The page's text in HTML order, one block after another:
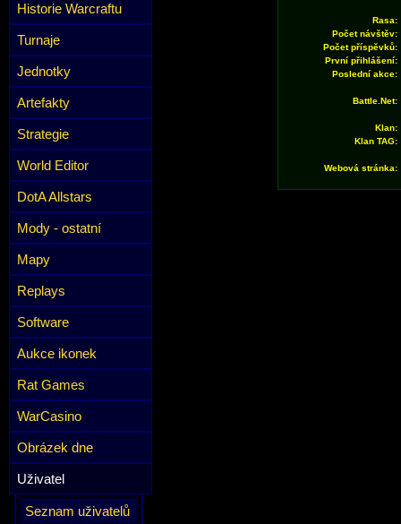
Historie Warcraftu
Turnaje
Jednotky
Artefakty
Strategie
World Editor
DotA Allstars
Mody - ostatní
Mapy
Replays
Software
Aukce ikonek
Rat Games
WarCasino
Obrázek dne
Uživatel
Seznam uživatelů
Rasa:
Počet návštěv:
Počet příspěvků:
První přihlášení:
Poslední akce:
Battle.Net:
Klan:
Klan TAG:
Webová stránka: